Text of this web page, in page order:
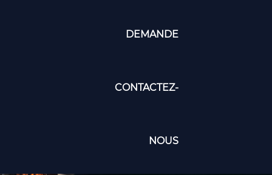
DEMANDE
CONTACTEZ-
NOUS